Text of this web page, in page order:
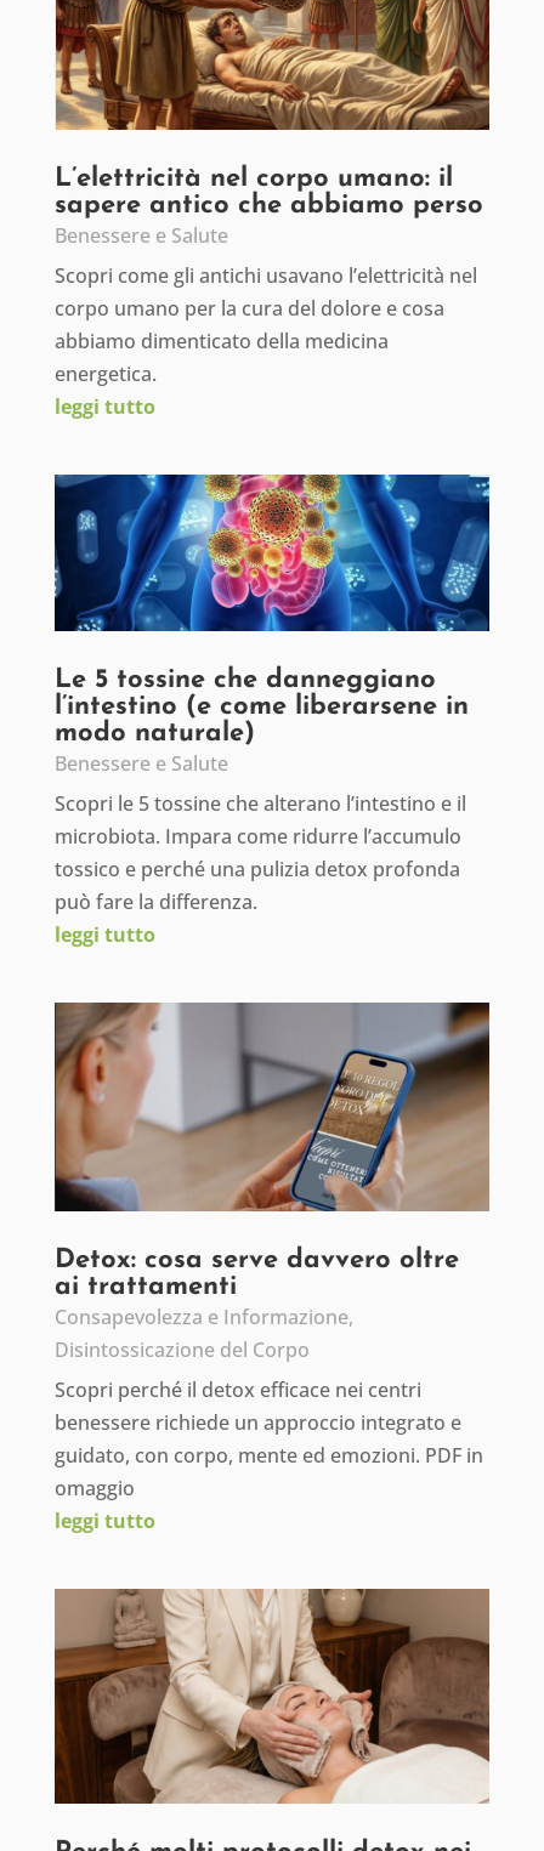
L’elettricità nel corpo umano: il
sapere antico che abbiamo perso
Benessere e Salute
Scopri come gli antichi usavano l’elettricità nel
corpo umano per la cura del dolore e cosa
abbiamo dimenticato della medicina
energetica.
leggi tutto
Le 5 tossine che danneggiano
l’intestino (e come liberarsene in
modo naturale)
Benessere e Salute
Scopri le 5 tossine che alterano l’intestino e il
microbiota. Impara come ridurre l’accumulo
tossico e perché una pulizia detox profonda
può fare la differenza.
leggi tutto
Detox: cosa serve davvero oltre
ai trattamenti
Consapevolezza e Informazione,
Disintossicazione del Corpo
Scopri perché il detox efficace nei centri
benessere richiede un approccio integrato e
guidato, con corpo, mente ed emozioni. PDF in
omaggio
leggi tutto